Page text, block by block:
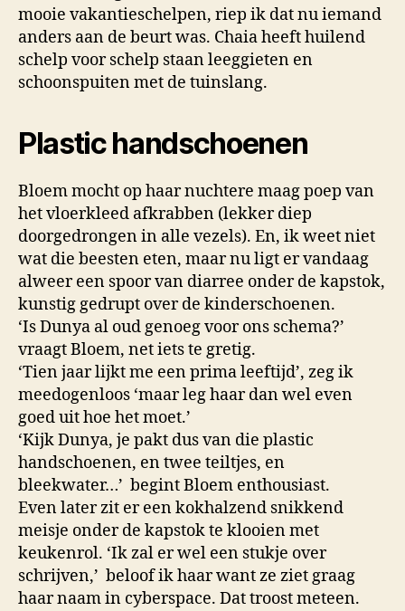
mooie vakantieschelpen, riep ik dat nu iemand
anders aan de beurt was. Chaia heeft huilend
schelp voor schelp staan leeggieten en
schoonspuiten met de tuinslang.
Plastic handschoenen
Bloem mocht op haar nuchtere maag poep van
het vloerkleed afkrabben (lekker diep
doorgedrongen in alle vezels). En, ik weet niet
wat die beesten eten, maar nu ligt er vandaag
alweer een spoor van diarree onder de kapstok,
kunstig gedrupt over de kinderschoenen.
‘Is Dunya al oud genoeg voor ons schema?’
vraagt Bloem, net iets te gretig.
‘Tien jaar lijkt me een prima leeftijd’, zeg ik
meedogenloos ‘maar leg haar dan wel even
goed uit hoe het moet.’
‘Kijk Dunya, je pakt dus van die plastic
handschoenen, en twee teiltjes, en
bleekwater…’ begint Bloem enthousiast.
Even later zit er een kokhalzend snikkend
meisje onder de kapstok te klooien met
keukenrol. ‘Ik zal er wel een stukje over
schrijven,’ beloof ik haar want ze ziet graag
haar naam in cyberspace. Dat troost meteen.